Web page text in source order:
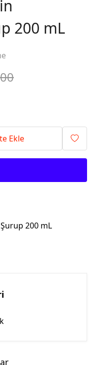
200 mL
Ekle
200 mL